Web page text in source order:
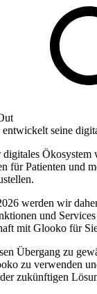
seine
Ökosystem
für Patienten und
werden wir
und
mit Glooko für
Übergang zu
zu verwenden
zukünftigen